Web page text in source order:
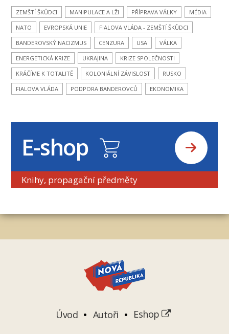
ZEMŠTÍ ŠKŮDCI MANIPULACE A LŽI PŘÍPRAVA VÁLKY
MÉDIA
NATO
EVROPSKÁ UNIE
FIALOVA VLÁDA - ZEMŠTÍ ŠKŮDCI
BANDEROVSKÝ NACIZMUS
CENZURA USA
VÁLKA
ENERGETICKÁ KRIZE
UKRAJINA
KRIZE SPOLEČNOSTI
KRÁČÍME K TOTALITĚ
KOLONIÁLNÍ ZÁVISLOST
RUSKO
FIALOVA VLÁDA
PODPORA BANDEROVCŮ EKONOMIKA
E-shop
Knihy, propagační předměty
Úvod Autoři Eshop